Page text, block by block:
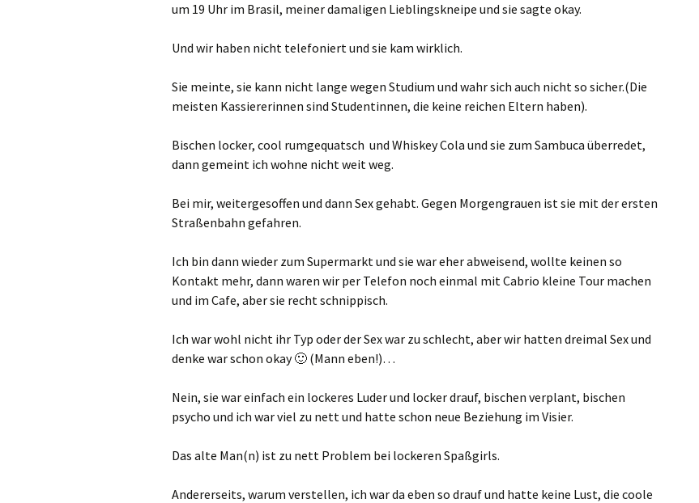
um 19 Uhr im Brasil, meiner damaligen Lieblingskneipe und sie sagte okay.
Und wir haben nicht telefoniert und sie kam wirklich.
Sie meinte, sie kann nicht lange wegen Studium und wahr sich auch nicht so sicher.(Die
meisten Kassiererinnen sind Studentinnen, die keine reichen Eltern haben).
Bischen locker, cool rumgequatsch und Whiskey Cola und sie zum Sambuca überredet,
dann gemeint ich wohne nicht weit weg.
Bei mir, weitergesoffen und dann Sex gehabt. Gegen Morgengrauen ist sie mit der ersten
Straßenbahn gefahren.
Ich bin dann wieder zum Supermarkt und sie war eher abweisend, wollte keinen so
Kontakt mehr, dann waren wir per Telefon noch einmal mit Cabrio kleine Tour machen
und im Cafe, aber sie recht schnippisch.
Ich war wohl nicht ihr Typ oder der Sex war zu schlecht, aber wir hatten dreimal Sex und
denke war schon okay 🙂 (Mann eben!)…
Nein, sie war einfach ein lockeres Luder und locker drauf, bischen verplant, bischen
psycho und ich war viel zu nett und hatte schon neue Beziehung im Visier.
Das alte Man(n) ist zu nett Problem bei lockeren Spaßgirls.
Andererseits, warum verstellen, ich war da eben so drauf und hatte keine Lust, die coole